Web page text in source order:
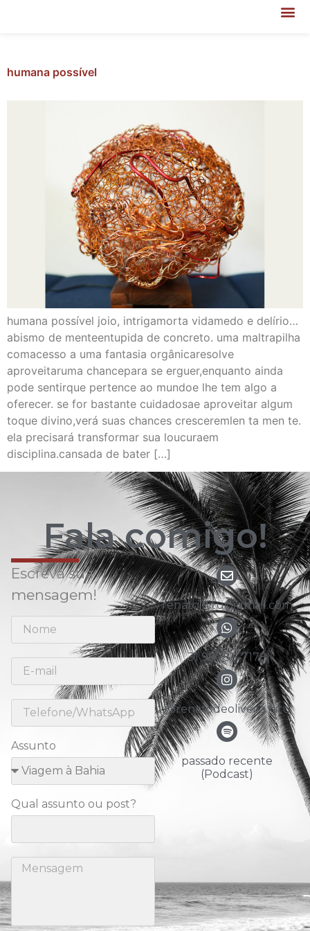
humana possível
humana possível joio, intrigamorta vidamedo e delírio…
abismo de menteentupida de concreto. uma maltrapilha
comacesso a uma fantasia orgânicaresolve
aproveitaruma chancepara se erguer,enquanto ainda
pode sentirque pertence ao mundoe lhe tem algo a
oferecer. se for bastante cuidadosae aproveitar algum
toque divino,verá suas chances cresceremlen ta men te.
ela precisará transformar sua loucuraem
disciplina.cansada de bater […]
Fala comigo!
Escreva sua
mensagem!
Assunto
Qual assunto ou post?
renato.nitu@gmail.com
31 98783-7178
@renatodeoliveira.nitu
passado recente
(Podcast)